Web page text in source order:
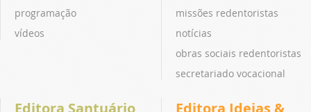
programação
vídeos
missões redentoristas
notícias
obras sociais redentoristas
secretariado vocacional
Editora Santuário
Editora Ideias &